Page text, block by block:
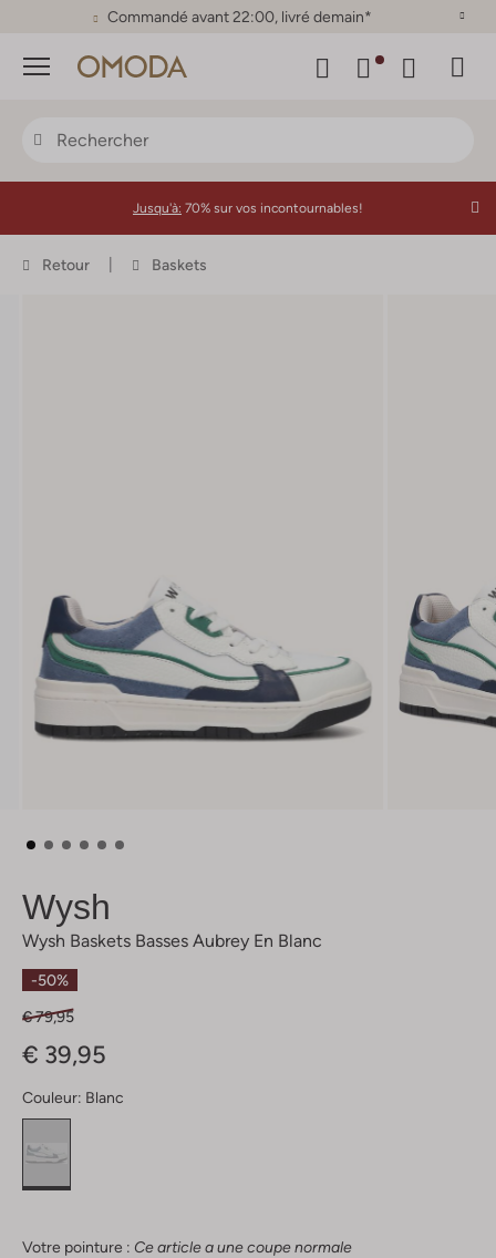
Satisfait ou remboursé sous 30 jours
Menu
Jusqu'à: 70% sur vos incontournables!
Retour Baskets
Wysh
Wysh Baskets Basses Aubrey En Blanc
-50%
€ 79,95
€ 39,95
Couleur: Blanc
Votre pointure : Ce article a une coupe normale